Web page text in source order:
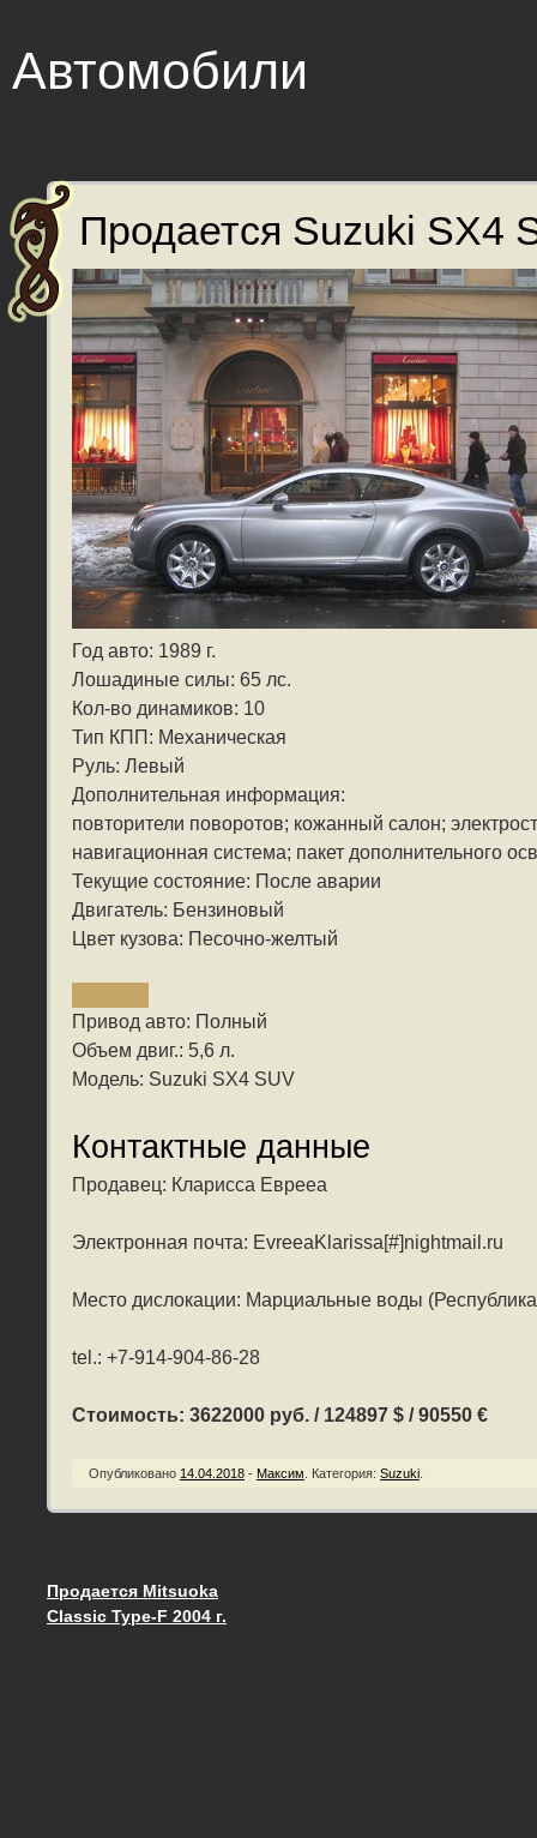
Автомобили
Продается Suzuki SX4
Год авто: 1989 г.
Лошадиные силы: 65 лс.
Кол-во динамиков: 10
Тип КПП: Механическая
Руль: Левый
Дополнительная информация:
повторители поворотов; кожанный салон;
навигационная система; пакет дополнительного
Текущие состояние: После аварии
Двигатель: Бензиновый
Цвет кузова: Песочно-желтый
Привод авто: Полный
Объем двиг.: 5,6 л.
Модель: Suzuki SX4 SUV
Контактные данные
Продавец: Кларисса Еврееа
Электронная почта: EvreeaKlarissa[#]nightmail.ru
Место дислокации: Марциальные воды
tel.: +7-914-904-86-28
Стоимость: 3622000 руб. / 124897 $ / 90550 €
Опубликовано 14.04.2018 - Максим Категория: Suzuki
Запись навигация
Продается Mitsuoka
Classic Type-F 2004 г.